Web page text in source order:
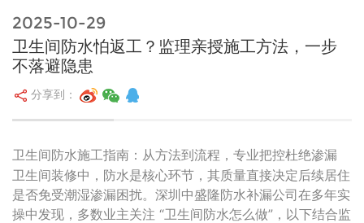
2025-10-29
卫生间防水怕返工？监理亲授施工方法，一步
不落避隐患
分享到：
卫生间防水施工指南：从方法到流程，专业把控杜绝渗漏
卫生间装修中，防水是核心环节，其质量直接决定后续居住
是否免受潮湿渗漏困扰。深圳中盛隆防水补漏公司在多年实
操中发现，多数业主关注 “卫生间防水怎么做”，以下结合监